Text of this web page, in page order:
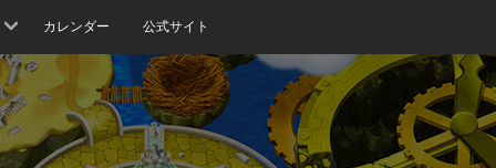
カレンダー 公式サイト